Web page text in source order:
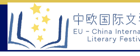
Skip
content